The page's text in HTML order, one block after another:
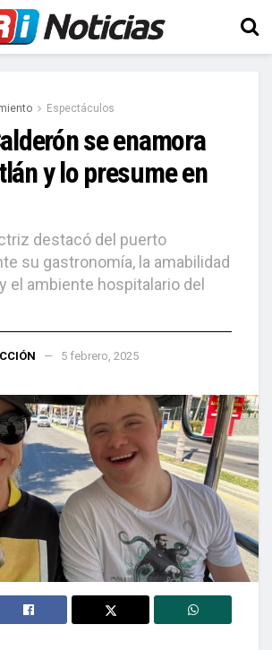
Espectáculos
se enamora
y lo presume en
destacó del puerto
su gastronomía, la amabilidad
el ambiente hospitalario del
5 febrero, 2025